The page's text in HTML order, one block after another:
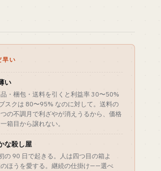
い
い
・梱包・送料を引くと利益率 30〜50%
スクは 80〜95% なのに対して。送料の
の不調月で利ざやが消えうるから、価格
箱目から譲れない。
な殺し屋
の 90 日で起きる。人は四つ目の箱よ
のほうを愛する。継続の仕掛け——選べ